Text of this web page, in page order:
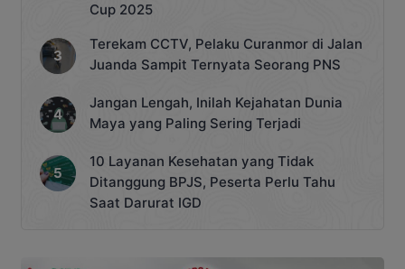
Cup 2025
Terekam CCTV, Pelaku Curanmor di Jalan
Juanda Sampit Ternyata Seorang PNS
Jangan Lengah, Inilah Kejahatan Dunia
Maya yang Paling Sering Terjadi
10 Layanan Kesehatan yang Tidak
Ditanggung BPJS, Peserta Perlu Tahu
Saat Darurat IGD